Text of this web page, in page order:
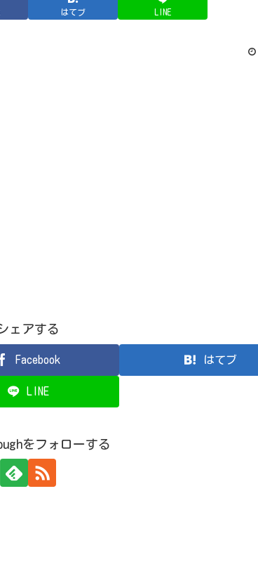
はてブ LINE
ェアする
Facebook はてブ
LINE
をフォローする